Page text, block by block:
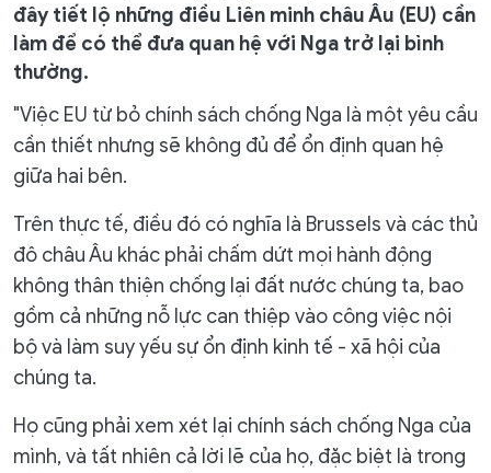
đây tiết lộ những điều Liên minh châu Âu (EU) cần
làm để có thể đưa quan hệ với Nga trở lại bình
thường.
"Việc EU từ bỏ chính sách chống Nga là một yêu cầu
cần thiết nhưng sẽ không đủ để ổn định quan hệ
giữa hai bên.
Trên thực tế, điều đó có nghĩa là Brussels và các thủ
đô châu Âu khác phải chấm dứt mọi hành động
không thân thiện chống lại đất nước chúng ta, bao
gồm cả những nỗ lực can thiệp vào công việc nội
bộ và làm suy yếu sự ổn định kinh tế - xã hội của
chúng ta.
Họ cũng phải xem xét lại chính sách chống Nga của
mình, và tất nhiên cả lời lẽ của họ, đặc biệt là trong